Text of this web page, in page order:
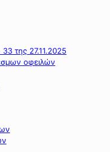
της 27.11.2025
οφειλών